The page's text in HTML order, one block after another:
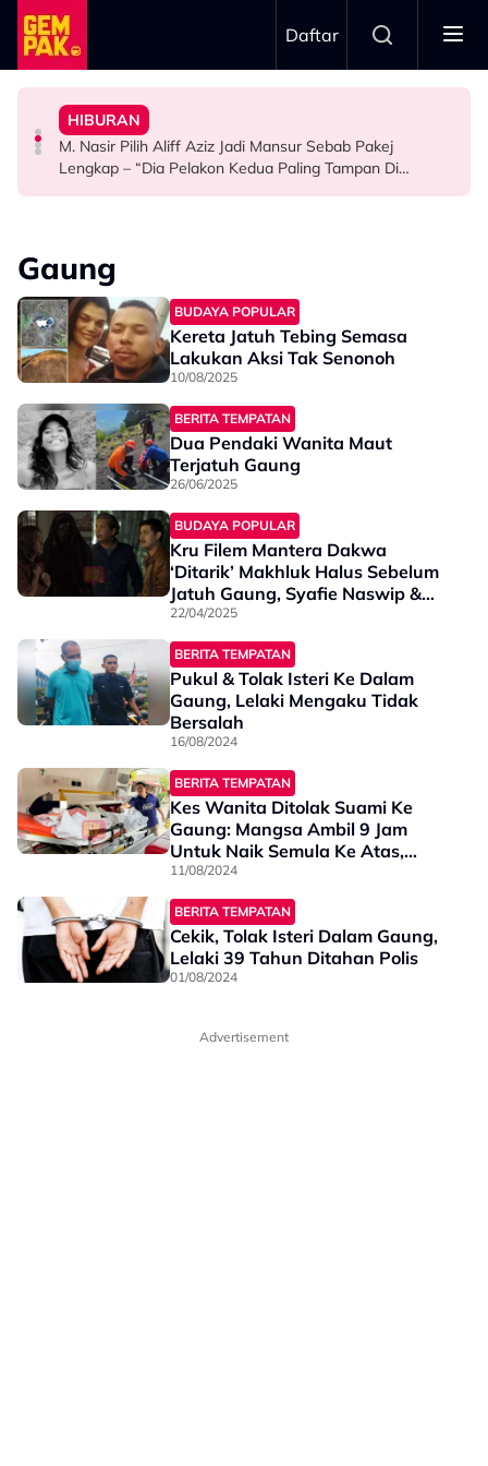
Skip to main content
Daftar
HIBURAN
M. Nasir Pilih Aliff Aziz, Melinda Dadew Hidupkan Kisah
Mansur & Liu
HIBURAN
M. Nasir Pilih Aliff Aziz Jadi Mansur Sebab Pakej
Lengkap – “Dia Pelakon Kedua Paling Tampan Di
GAYA HIDUP
Ramai Masih Bujang Bukan Kerana Memilih Tetapi...
HIBURAN
Impian Yusry Untuk Dikenali Sebagai Penyanyi Rock -
“Bila Saya Cakap Dengan Lisa Nak Buat…”
Gaung
BUDAYA POPULAR
Kereta Jatuh Tebing Semasa
Lakukan Aksi Tak Senonoh
10/08/2025
BERITA TEMPATAN
Dua Pendaki Wanita Maut
Terjatuh Gaung
26/06/2025
BUDAYA POPULAR
Kru Filem Mantera Dakwa
‘Ditarik’ Makhluk Halus Sebelum
Jatuh Gaung, Syafie Naswip &
Namron Saksi Detik Cemas
22/04/2025
BERITA TEMPATAN
Pukul & Tolak Isteri Ke Dalam
Gaung, Lelaki Mengaku Tidak
Bersalah
16/08/2024
BERITA TEMPATAN
Kes Wanita Ditolak Suami Ke
Gaung: Mangsa Ambil 9 Jam
Untuk Naik Semula Ke Atas,
Hanya Fikir Anak-Anak
11/08/2024
BERITA TEMPATAN
Cekik, Tolak Isteri Dalam Gaung,
Lelaki 39 Tahun Ditahan Polis
01/08/2024
Advertisement